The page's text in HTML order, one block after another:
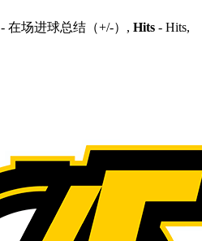
- 在场进球总结（+/-）, Hits - Hits,